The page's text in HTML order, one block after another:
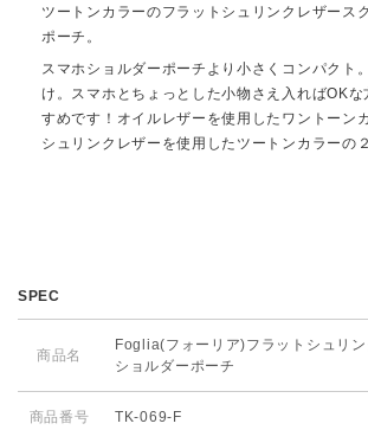
ツートンカラーのフラットシュリンクレザース
ポーチ。
スマホショルダーポーチより小さくコンパクト
け。スマホとちょっとした小物さえ入ればOK
すめです！オイルレザーを使用したワントーン
シュリンクレザーを使用したツートンカラーの
SPEC
商品名
Foglia(フォーリア)フラットシュリ
ショルダーポーチ
商品番号 TK-069-F